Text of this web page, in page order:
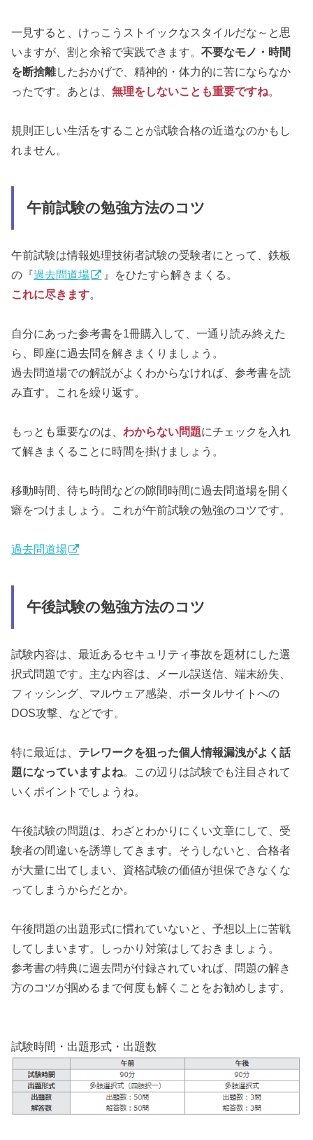
一見すると、けっこうストイックなスタイルだな～と思
いますが、割と余裕で実践できます。不要なモノ・時間
を断捨離したおかげで、精神的・体力的に苦にならなか
ったです。あとは、無理をしないことも重要ですね。
規則正しい生活をすることが試験合格の近道なのかもし
れません。
午前試験の勉強方法のコツ
午前試験は情報処理技術者試験の受験者にとって、鉄板
の『過去問道場
』をひたすら解きまくる。
これに尽きます
自分にあった参考書を1冊購入して、一通り読み終えた
ら、即座に過去問を解きまくりましょう。
過去問道場での解説がよくわからなければ、参考書を読
み直す。これを繰り返す。
もっとも重要なのは、 わからない問題にチェックを入れ
て解きまくることに時間を掛けましょう。
移動時間、待ち時間などの隙間時間に過去問道場を開く
癖をつけましょう。これが午前試験の勉強のコツです。
過去問道場
午後試験の勉強方法のコツ
試験内容は、最近あるセキュリティ事故を題材にした選
択式問題です。主な内容は、メール誤送信、端末紛失、
フィッシング、マルウェア感染、ポータルサイトへの
DOS攻撃、などです。
特に最近は、 テレワークを狙った個人情報漏洩がよく話
題になっていますよね 。この辺りは試験でも注目されて
いくポイントでしょうね。
午後試験の問題は、わざとわかりにくい文章にして、受
験者の間違いを誘導してきます。そうしないと、合格者
が大量に出てしまい、資格試験の価値が担保できなくな
ってしまうからだとか。
午後問題の出題形式に慣れていないと、予想以上に苦戦
してしまいます。しっかり対策はしておきましょう。
参考書の特典に過去問が付録されていれば、問題の解き
方のコツが掴めるまで何度も解くことをお勧めします。
試験時間・出題形式・出題数